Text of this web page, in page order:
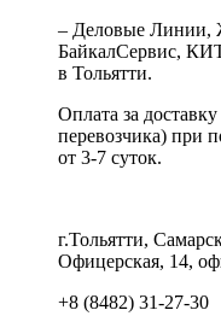
– Деловые Линии,
БайкалСервис,
в Тольятти.
Оплата за
перевозчика) при
от 3-7 суток.
г.Тольятти,
Офицерская, 14,
+8 (8482) 31-27-30